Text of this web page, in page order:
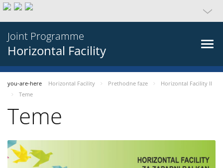
Joint Programme
Horizontal Facility
you-are-here Horizontal Facility Prethodne faze
Horizontal Facility II
Teme
Teme